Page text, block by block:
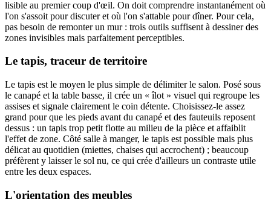
lisible au premier coup d'œil. On doit comprendre instantanément où
l'on s'assoit pour discuter et où l'on s'attable pour dîner. Pour cela,
pas besoin de remonter un mur : trois outils suffisent à dessiner des
zones invisibles mais parfaitement perceptibles.
Le tapis, traceur de territoire
Le tapis est le moyen le plus simple de délimiter le salon. Posé sous
le canapé et la table basse, il crée un « îlot » visuel qui regroupe les
assises et signale clairement le coin détente. Choisissez-le assez
grand pour que les pieds avant du canapé et des fauteuils reposent
dessus : un tapis trop petit flotte au milieu de la pièce et affaiblit
l'effet de zone. Côté salle à manger, le tapis est possible mais plus
délicat au quotidien (miettes, chaises qui accrochent) ; beaucoup
préfèrent y laisser le sol nu, ce qui crée d'ailleurs un contraste utile
entre les deux espaces.
L'orientation des meubles